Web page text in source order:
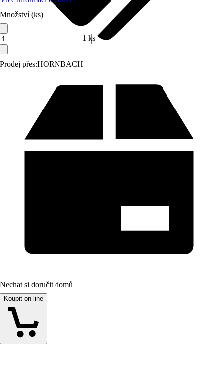
Prodej přes:HORNBACH
Množství (ks)
1 ks
Nechat si doručit domů
Koupit on-line